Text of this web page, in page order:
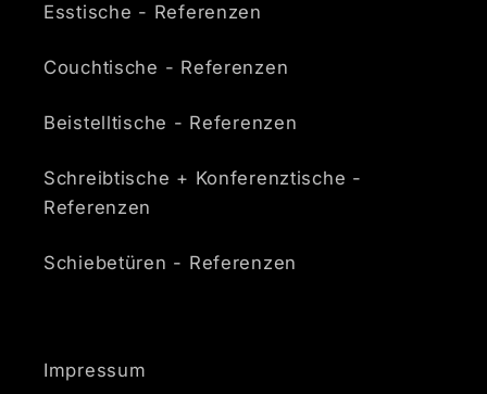
Esstische - Referenzen
Couchtische - Referenzen
Beistelltische - Referenzen
Schreibtische + Konferenztische -
Referenzen
Schiebetüren - Referenzen
Impressum